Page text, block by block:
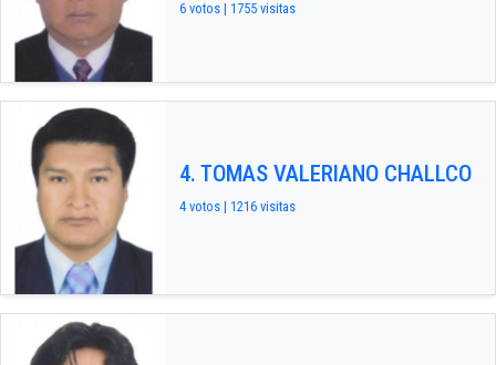
6 votos | 1755 visitas
4. TOMAS VALERIANO CHALLCO
4 votos | 1216 visitas